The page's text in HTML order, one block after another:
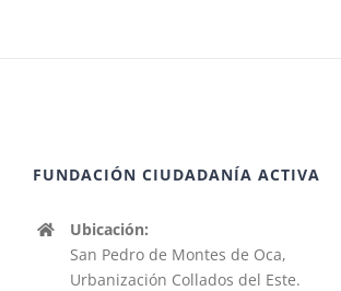
FUNDACIÓN CIUDADANÍA ACTIVA
Ubicación:
San Pedro de Montes de Oca,
Urbanización Collados del Este.